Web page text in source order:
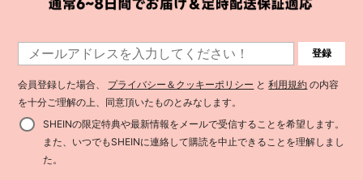
登録
会員登録した場合、 プライバシー＆クッキーポリシー と利用規約 の内容
を十分ご理解の上、同意頂いたものとみなします。
SHEINの限定特典や最新情報をメールで受信することを希望します。
また、いつでもSHEINに連絡して購読を中止できることを理解しまし
た。